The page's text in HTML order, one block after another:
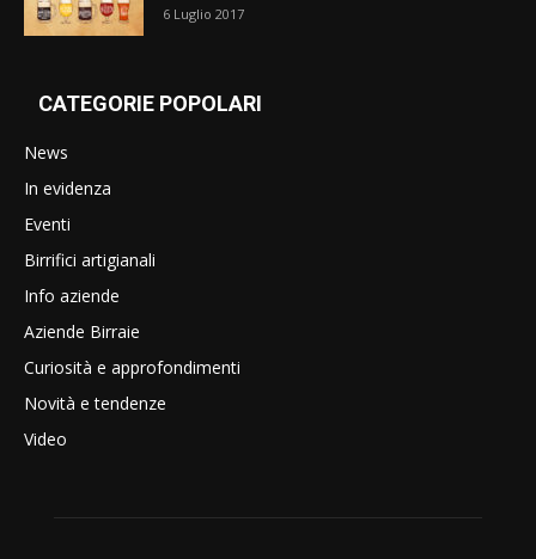
6 Luglio 2017
CATEGORIE POPOLARI
News
In evidenza
Eventi
Birrifici artigianali
Info aziende
Aziende Birraie
Curiosità e approfondimenti
Novità e tendenze
Video